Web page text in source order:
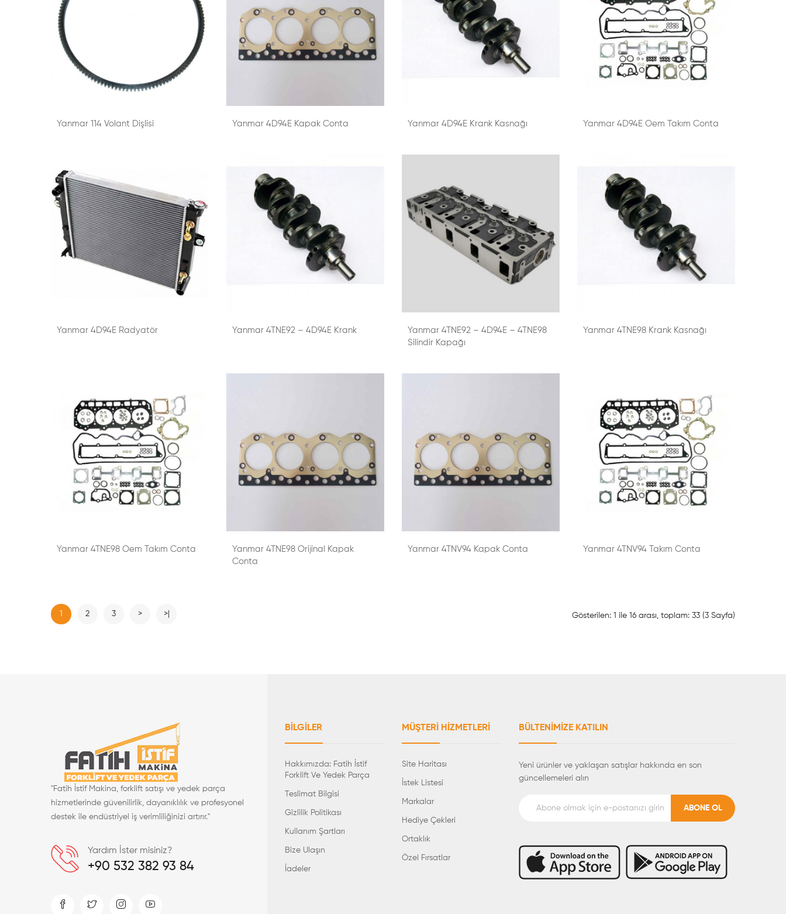
Yanmar 114 Volant Dişlisi Yanmar 4D94E Kapak Conta Yanmar 4D94E Krank Kasnağı Yanmar 4D94E Oem Takım Conta
Yanmar 4D94E Radyatör Yanmar 4TNE92 – 4D94E Krank
Yanmar 4TNE92 – 4D94E – 4TNE98
Silindir Kapağı
Yanmar 4TNE98 Krank Kasnağı
Yanmar 4TNE98 Oem Takım Conta
Yanmar 4TNE98 Orijinal Kapak
Conta
Yanmar 4TNV94 Kapak Conta Yanmar 4TNV94 Takım Conta
1 2 3 > >| Gösterilen: 1 ile 16 arası, toplam: 33 (3 Sayfa)
"Fatih İstif Makina, forklift satışı ve yedek parça
hizmetlerinde güvenilirlik, dayanıklılık ve profesyonel
destek ile endüstriyel iş verimliliğinizi artırır."
Yardım İster misiniz?
+90 532 382 93 84
BILGILER
Hakkımızda: Fatih İstif
Forklift Ve Yedek Parça
Teslimat Bilgisi
Gizlilik Politikası
Kullanım Şartları
Bize Ulaşın
İadeler
MÜŞTERI HIZMETLERI
Site Haritası
İstek Listesi
Markalar
Hediye Çekleri
Ortaklık
Özel Fırsatlar
BÜLTENIMIZE KATILIN
Yeni ürünler ve yaklaşan satışlar hakkında en son
güncellemeleri alın
ABONE OL